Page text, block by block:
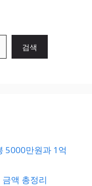
검색
5000만원과 1억
액 총정리